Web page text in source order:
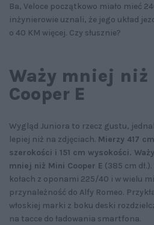
Ba, Veloce początkowo miało mieć
inżynierowie uznali, że jego układ
o 40 KM więcej. Czy słusznie?
Waży mniej
Cooper E
Wygląd Juniora to rzecz gustu,
lepiej niż na zdjęciach. Mierzy 417
szerokości i 151 cm wysokości.
mniej niż Mini Cooper E (385 cm
kołach z oponami 225/40 i w wielu
przynależność do Alfy Romeo.
włoskiej marki z boku deski
na tacce do ładowania smartfona.